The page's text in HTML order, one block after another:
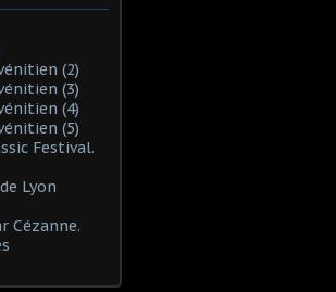
(2)
(3)
(4)
(5)
Festival.
Lyon
Cézanne.